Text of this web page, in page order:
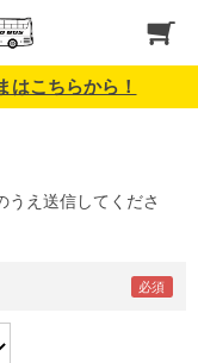
はこちらから！
うえ送信してくださ